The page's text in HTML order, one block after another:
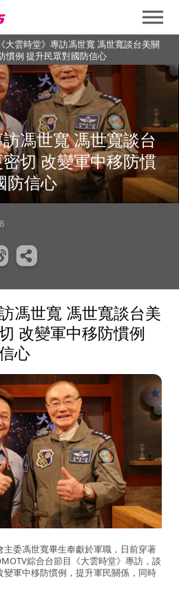
《大雲時堂》專訪馮世寬 馮世寬談台美關
慣例 提升民眾對國防信心
馮世寬 馮世寬談台
切 改變軍中移防慣
防信心
馮世寬 馮世寬談台美
改變軍中移防慣例
心
委馮世寬畢生奉獻於軍職，日前穿著
綜合台節目《大雲時堂》專訪，談
軍中移防慣例，提升軍民關係，同時